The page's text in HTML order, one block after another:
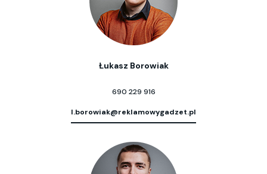
Łukasz Borowiak
690 229 916
l.borowiak@reklamowygadzet.pl